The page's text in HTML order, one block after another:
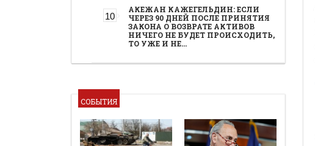
АКЕЖАН КАЖЕГЕЛЬДИН: ЕСЛИ
ЧЕРЕЗ 90 ДНЕЙ ПОСЛЕ ПРИНЯТИЯ
ЗАКОНА О ВОЗВРАТЕ АКТИВОВ
НИЧЕГО НЕ БУДЕТ ПРОИСХОДИТЬ,
ТО УЖЕ И НЕ…
СОБЫТИЯ